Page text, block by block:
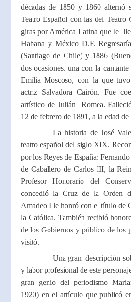
décadas de 1850 y 1860 alternó
Teatro Español con las del Teatro
giras por América Latina que le
Habana y México D.F.
(Santiago de Chile) y 1886
dos ocasiones, una con la
Emilia Moscoso, con la que
actriz Salvadora Cairón. Fue
artístico de Julián Romea.
12 de febrero de 1891, a la edad de
La historia de José
teatro español del siglo XIX.
por los Reyes de España:
de Caballero de Carlos III, la
Profesor Honorario del
concedió la Cruz de la Orden
Amadeo I le honró con el título de
la Católica. También recibió
de los Gobiernos y público de los
visitó.
Una gran descripción
y labor profesional de este
gran genio del periodismo
1920) en el artículo que publicó